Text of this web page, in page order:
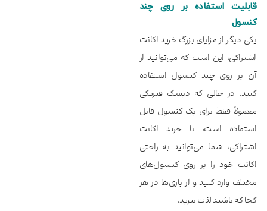
قابلیت استفاده بر روی چند
کنسول
یکی دیگر از مزایای بزرگ خرید اکانت
اشتراکی، این است که می‌توانید از
آن بر روی چند کنسول استفاده
کنید. در حالی که دیسک فیزیکی
معمولاً فقط برای یک کنسول قابل
استفاده است، با خرید اکانت
اشتراکی، شما می‌توانید به راحتی
اکانت خود را بر روی کنسول‌های
مختلف وارد کنید و از بازی‌ها در هر
کجا که باشید لذت ببرید.